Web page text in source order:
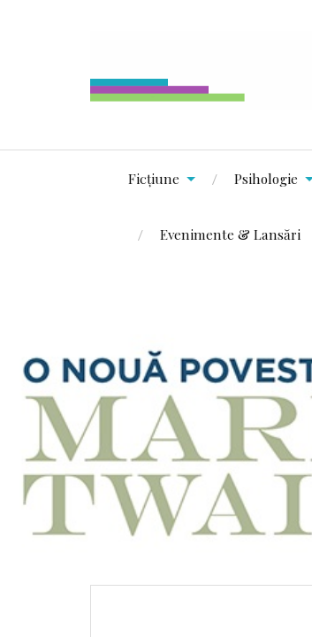
Ficțiune Psihologie
Evenimente & Lansări